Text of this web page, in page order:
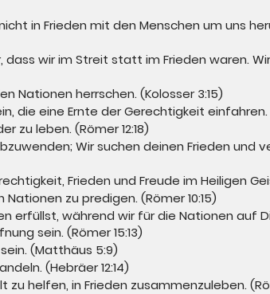
in Frieden mit den Menschen um uns
wir im Streit statt im Frieden waren.
Nationen herrschen. (Kolosser 3:15)
die eine Ernte der Gerechtigkeit einfahren.
zu leben. (Römer 12:18)
Wir suchen deinen Frieden und
Frieden und Freude im Heiligen
zu predigen. (Römer 10:15)
erfüllst, während wir für die Nationen auf
sein. (Römer 15:13)
(Matthäus 5:9)
(Hebräer 12:14)
helfen, in Frieden zusammenzuleben.